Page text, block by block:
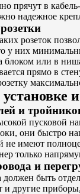
прячут в
надежное
розеток
у них
блоком или в
прямо в
и
пусковой
они быстро
не имеют
только
и
быть
другие